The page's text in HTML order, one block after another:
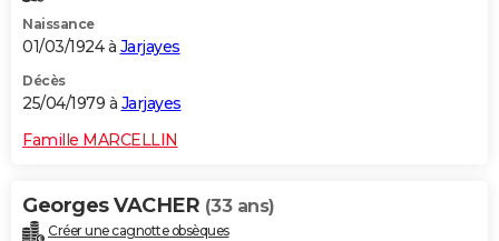
Naissance
01/03/1924 à Jarjayes
Décès
25/04/1979 à Jarjayes
Famille MARCELLIN
Georges VACHER (33 ans)
Créer une cagnotte obsèques